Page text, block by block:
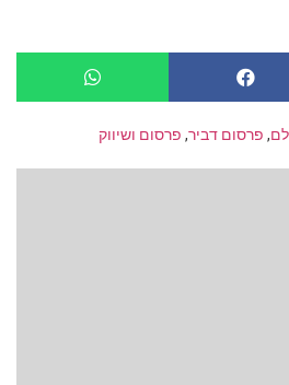
, פרסום דביר, פרסום ושיווק